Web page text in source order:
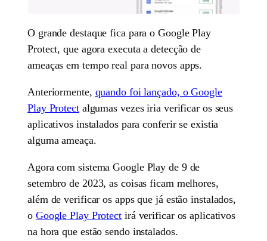
O grande destaque fica para o Google Play
Protect, que agora executa a detecção de
ameaças em tempo real para novos apps.
Anteriormente, quando foi lançado, o Google
Play Protectalgumas vezes iria verificar os seus
aplicativos instalados para conferir se existia
alguma ameaça.
Agora com sistema Google Play de 9 de
setembro de 2023, as coisas ficam melhores,
além de verificar os apps que já estão instalados,
o Google Play Protect irá verificar os aplicativos
na hora que estão sendo instalados.